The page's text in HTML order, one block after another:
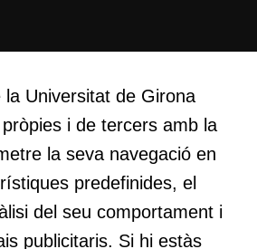
plegats idees innovadores.
l’educació és una palanca per a la
a millorar-la impulsant
la Universitat de Girona
i de tercers amb la
la seva navegació en
predefinides, el
del seu comportament i
publicitaris. Si hi estàs